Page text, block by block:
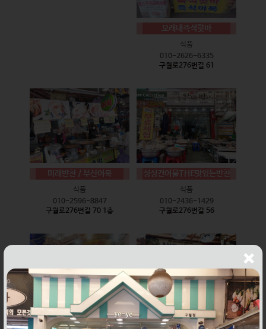
모래내즉석핫바
식품
010-2626-6335
구월로276번길 61
미래반찬 / 부산어묵
식품
010-2596-8847
구월로276번길 70 1층
싱싱건어물THE맛있는반찬
식품
010-2436-1429
구월로276번길 56
웰빙즉석손두부 윤하네건어물